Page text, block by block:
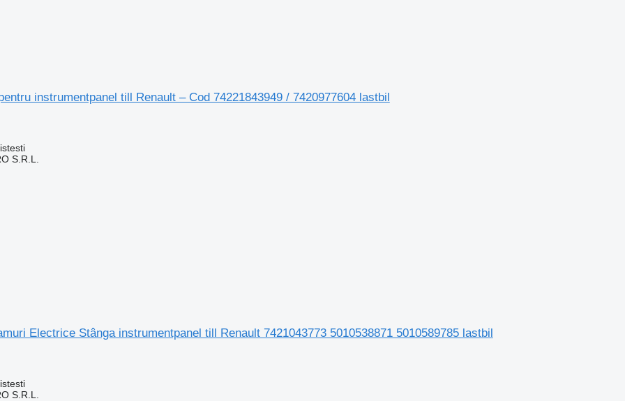
instrumentpanel till Renault – Cod 74221843949 / 7420977604 lastbil
S.R.L.
Electrice Stânga instrumentpanel till Renault 7421043773 5010538871 5010589785 lastbil
S.R.L.